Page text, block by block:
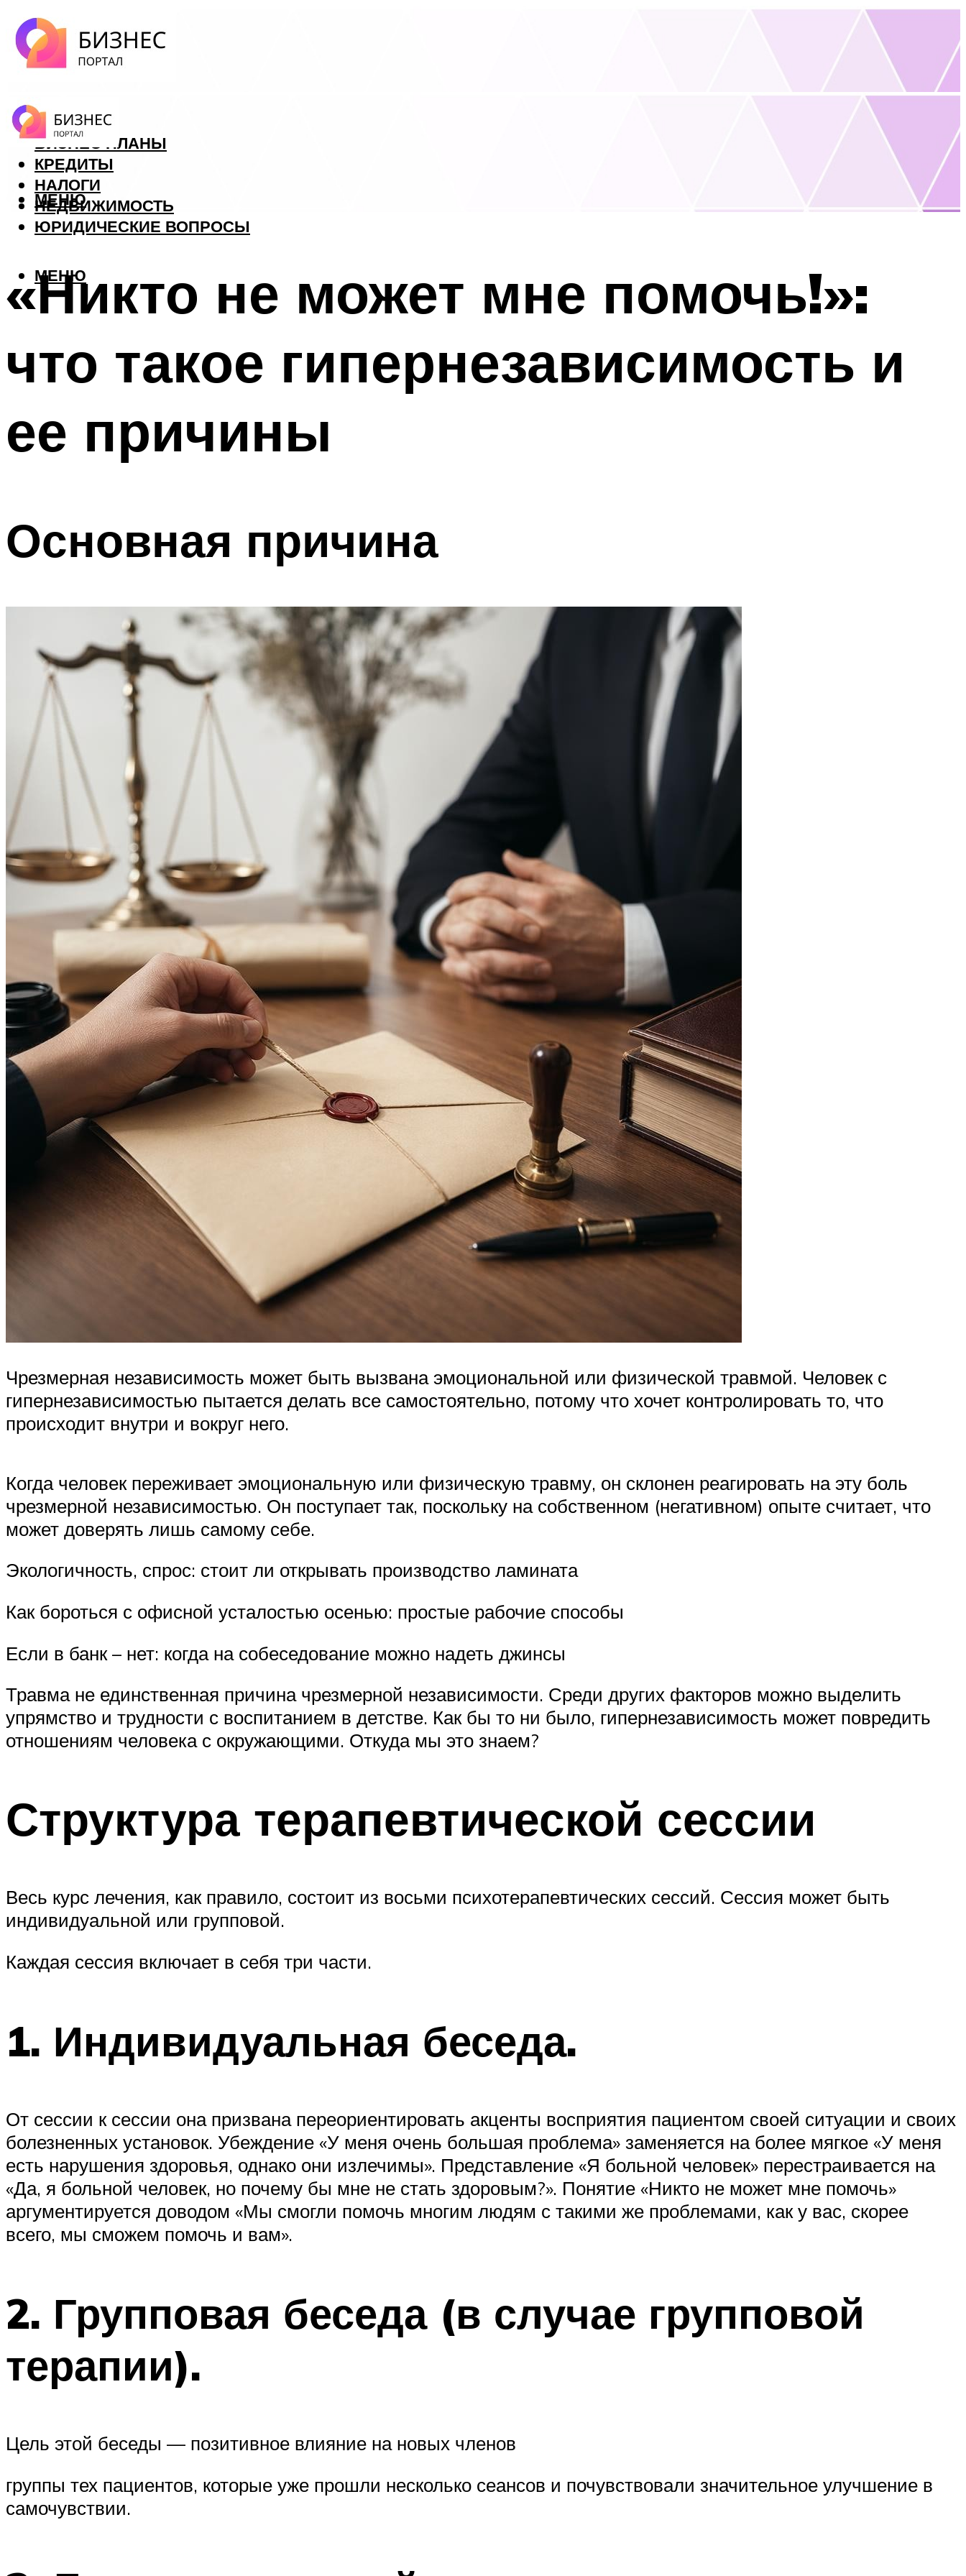
ФОРЕКС
БИЗНЕС ПЛАНЫ
КРЕДИТЫ
НАЛОГИ
НЕДВИЖИМОСТЬ
ЮРИДИЧЕСКИЕ ВОПРОСЫ
МЕНЮ
МЕНЮ
«Никто не может мне помочь!»:
что такое гипернезависимость и
ее причины
Основная причина
Чрезмерная независимость может быть вызвана эмоциональной или физической травмой. Человек с
гипернезависимостью пытается делать все самостоятельно, потому что хочет контролировать то, что
происходит внутри и вокруг него.
Когда человек переживает эмоциональную или физическую травму, он склонен реагировать на эту боль
чрезмерной независимостью. Он поступает так, поскольку на собственном (негативном) опыте считает, что
может доверять лишь самому себе.
Экологичность, спрос: стоит ли открывать производство ламината
Как бороться с офисной усталостью осенью: простые рабочие способы
Если в банк – нет: когда на собеседование можно надеть джинсы
Травма не единственная причина чрезмерной независимости. Среди других факторов можно выделить
упрямство и трудности с воспитанием в детстве. Как бы то ни было, гипернезависимость может повредить
отношениям человека с окружающими. Откуда мы это знаем?
Структура терапевтической сессии
Весь курс лечения, как правило, состоит из восьми психотерапевтических сессий. Сессия может быть
индивидуальной или групповой.
Каждая сессия включает в себя три части.
1. Индивидуальная беседа.
От сессии к сессии она призвана переориентировать акценты восприятия пациентом своей ситуации и своих
болезненных установок. Убеждение «У меня очень большая проблема» заменяется на более мягкое «У меня
есть нарушения здоровья, однако они излечимы». Представление «Я больной человек» перестраивается на
«Да, я больной человек, но почему бы мне не стать здоровым?». Понятие «Никто не может мне помочь»
аргументируется доводом «Мы смогли помочь многим людям с такими же проблемами, как у вас, скорее
всего, мы сможем помочь и вам».
2. Групповая беседа (в случае групповой
терапии).
Цель этой беседы — позитивное влияние на новых членов
группы тех пациентов, которые уже прошли несколько сеансов и почувствовали значительное улучшение в
самочувствии.